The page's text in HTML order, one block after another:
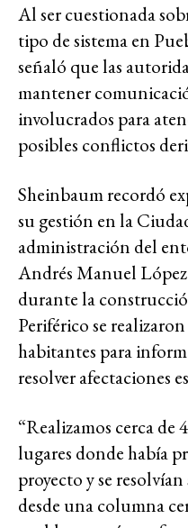
Al ser cuestionada
tipo de sistema en
señaló que las
mantener
involucrados para
posibles conflictos
Sheinbaum recordó
su gestión en la
administración del
Andrés Manuel
durante la
Periférico se
habitantes para
resolver afectaciones
“Realizamos cerca de
lugares donde había
proyecto y se
desde una columna